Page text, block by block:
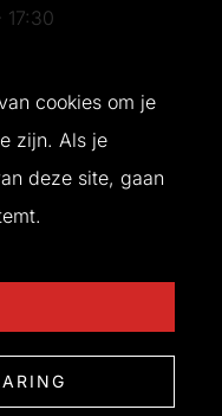
cookies om je
zijn. Als je
deze site, gaan